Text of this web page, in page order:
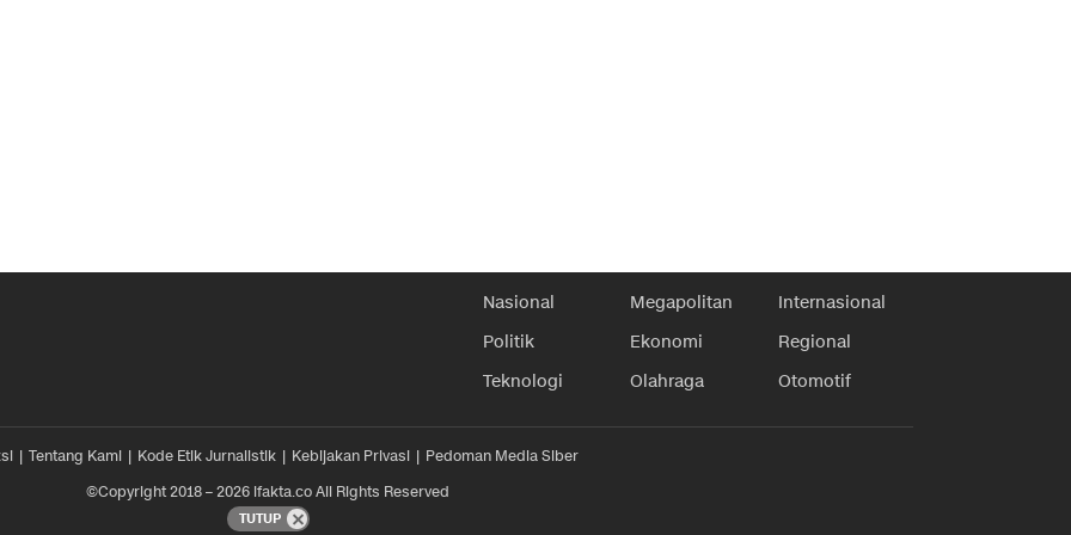
Nasional Megapolitan
Internasional
Politik
Ekonomi
Regional
Teknologi
Olahraga Otomotif
Tentang Kami Kode Etik Jurnalistik Kebijakan Privasi
Pedoman Media Siber
©Copyright 2018 – 2026 ifakta.co All Rights Reserved
TUTUP